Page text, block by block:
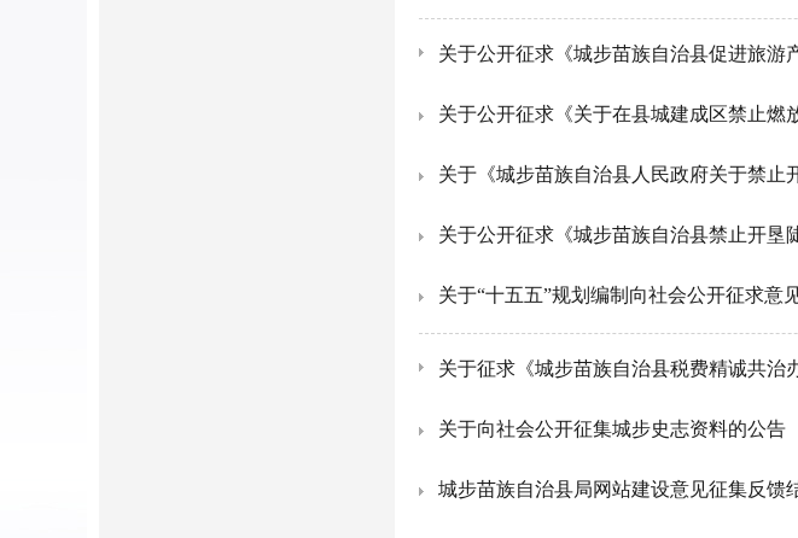
关于公开征求《城步苗族自治县促进旅
关于公开征求《关于在县城建成区禁止
关于公开征求《城步苗族自治县禁止开
关于“十五五”规划编制向社会公开征求意
关于征求《城步苗族自治县税费精诚共治
关于向社会公开征集城步史志资料的公告
城步苗族自治县局网站建设意见征集反馈